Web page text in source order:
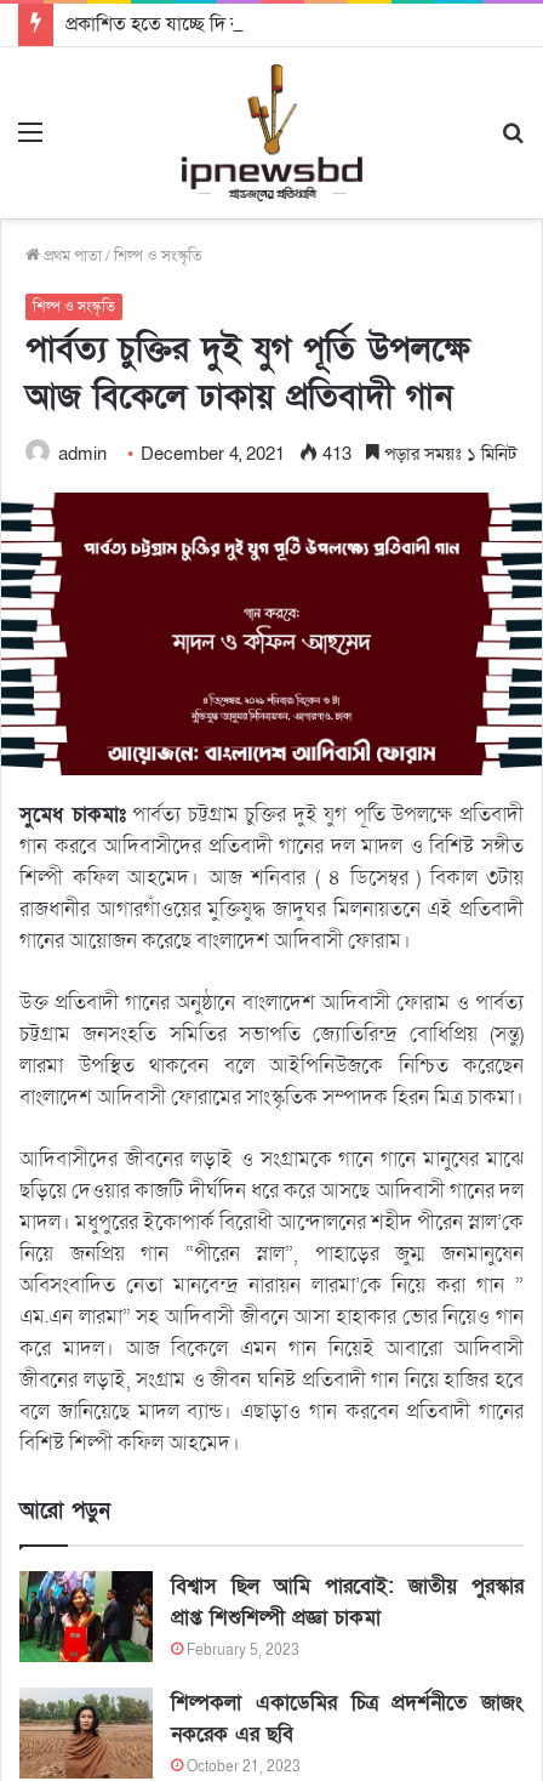
প্রকাশিত হতে যাচ্ছে দি রাবুগার নতুন গান ‘Baljanggi’
প্রথম পাতা/শিল্প ও সংস্কৃতি
শিল্প ও সংস্কৃতি
পার্বত্য চুক্তির দুই যুগ পূর্তি উপলক্ষে
আজ বিকেলে ঢাকায় প্রতিবাদী গান
admin December 4, 2021 413 পড়ার সময়ঃ ১ মিনিট
সুমেধ চাকমাঃপার্বত্য চট্টগ্রাম চুক্তির দুই যুগ পূর্তি উপলক্ষে প্রতিবাদী
গান করবে আদিবাসীদের প্রতিবাদী গানের দল মাদল ও বিশিষ্ট সঙ্গীত
শিল্পী কফিল আহমেদ। আজ শনিবার ( ৪ ডিসেম্বর ) বিকাল ৩টায়
রাজধানীর আগারগাঁওয়ের মুক্তিযুদ্ধ জাদুঘর মিলনায়তনে এই প্রতিবাদী
গানের আয়োজন করেছে বাংলাদেশ আদিবাসী ফোরাম।
উক্ত প্রতিবাদী গানের অনুষ্ঠানে বাংলাদেশ আদিবাসী ফোরাম ও পার্বত্য
চট্টগ্রাম জনসংহতি সমিতির সভাপতি জ্যোতিরিন্দ্র বোধিপ্রিয় (সন্তু)
লারমা উপস্থিত থাকবেন বলে আইপিনিউজকে নিশ্চিত করেছেন
বাংলাদেশ আদিবাসী ফোরামের সাংস্কৃতিক সম্পাদক হিরন মিত্র চাকমা।
আদিবাসীদের জীবনের লড়াই ও সংগ্রামকে গানে গানে মানুষের মাঝে
ছড়িয়ে দেওয়ার কাজটি দীর্ঘদিন ধরে করে আসছে আদিবাসী গানের দল
মাদল। মধুপুরের ইকোপার্ক বিরোধী আন্দোলনের শহীদ পীরেন স্নাল’কে
নিয়ে জনপ্রিয় গান “পীরেন স্নাল”, পাহাড়ের জুম্ম জনমানুষেন
অবিসংবাদিত নেতা মানবেন্দ্র নারায়ন লারমা’কে নিয়ে করা গান ”
এম.এন লারমা” সহ আদিবাসী জীবনে আসা হাহাকার ভোর নিয়েও গান
করে মাদল। আজ বিকেলে এমন গান নিয়েই আবারো আদিবাসী
জীবনের লড়াই, সংগ্রাম ও জীবন ঘনিষ্ট প্রতিবাদী গান নিয়ে হাজির হবে
বলে জানিয়েছে মাদল ব্যান্ড। এছাড়াও গান করবেন প্রতিবাদী গানের
বিশিষ্ট শিল্পী কফিল আহমেদ।
আরো পড়ুন
বিশ্বাস ছিল আমি পারবোই: জাতীয় পুরস্কার
প্রাপ্ত শিশুশিল্পী প্রজ্ঞা চাকমা
February 5, 2023
শিল্পকলা একাডেমির চিত্র প্রদর্শনীতে জাজং
নকরেক এর ছবি
October 21, 2023